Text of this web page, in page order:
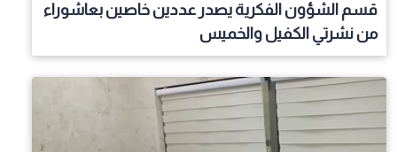
قسم الشؤون الفكرية يصدر عددين خاصين بعاشوراء
من نشرتي الكفيل والخميس